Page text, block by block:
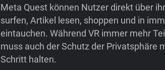
Meta Quest können Nutzer direkt über
surfen, Artikel lesen, shoppen und in
eintauchen. Während VR immer mehr
muss auch der Schutz der Privatsphäre
Schritt halten.